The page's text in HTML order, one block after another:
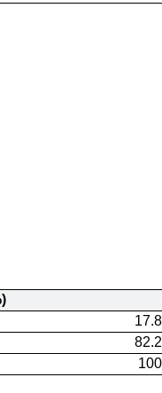
17.8
82.2
100